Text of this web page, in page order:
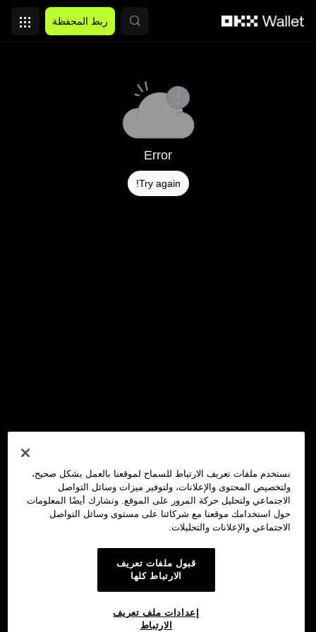
ربط المحفظة
Error
Try again!
نستخدم ملفات تعريف الارتباط للسماح لموقعنا بالعمل بشكل صحيح،
ولتخصيص المحتوى والإعلانات، ولتوفير ميزات وسائل التواصل
الاجتماعي ولتحليل حركة المرور على الموقع. ونشارك أيضًا المعلومات
حول استخدامك موقعنا مع شركائنا على مستوى وسائل التواصل
الاجتماعي والإعلانات والتحليلات.
قبول ملفات تعريف
الارتباط كلها
إعدادات ملف تعريف
الارتباط